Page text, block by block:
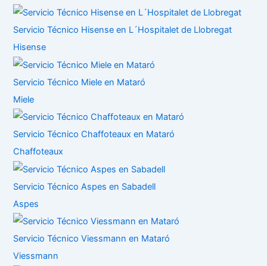
Servicio Técnico Hisense en L´Hospitalet de Llobregat
Hisense
Servicio Técnico Miele en Mataró
Miele
Servicio Técnico Chaffoteaux en Mataró
Chaffoteaux
Servicio Técnico Aspes en Sabadell
Aspes
Servicio Técnico Viessmann en Mataró
Viessmann